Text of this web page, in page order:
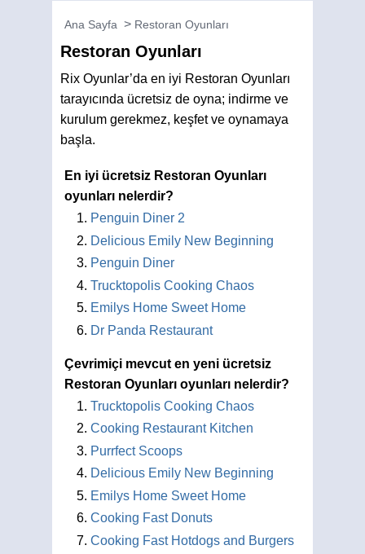
Ana Sayfa Restoran Oyunları
Restoran Oyunları
Rix Oyunlar’da en iyi Restoran Oyunları
tarayıcında ücretsiz de oyna; indirme ve
kurulum gerekmez, keşfet ve oynamaya
başla.
En iyi ücretsiz Restoran Oyunları
oyunları nelerdir?
Penguin Diner 2
Delicious Emily New Beginning
Penguin Diner
Trucktopolis Cooking Chaos
Emilys Home Sweet Home
Dr Panda Restaurant
Çevrimiçi mevcut en yeni ücretsiz
Restoran Oyunları oyunları nelerdir?
Trucktopolis Cooking Chaos
Cooking Restaurant Kitchen
Purrfect Scoops
Delicious Emily New Beginning
Emilys Home Sweet Home
Cooking Fast Donuts
Cooking Fast Hotdogs and Burgers